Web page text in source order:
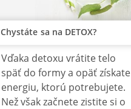
Chystáte sa na DETOX?
Vďaka detoxu vrátite telo
späť do formy a opäť získate
energiu, ktorú potrebujete.
Než však začnete zistite si o